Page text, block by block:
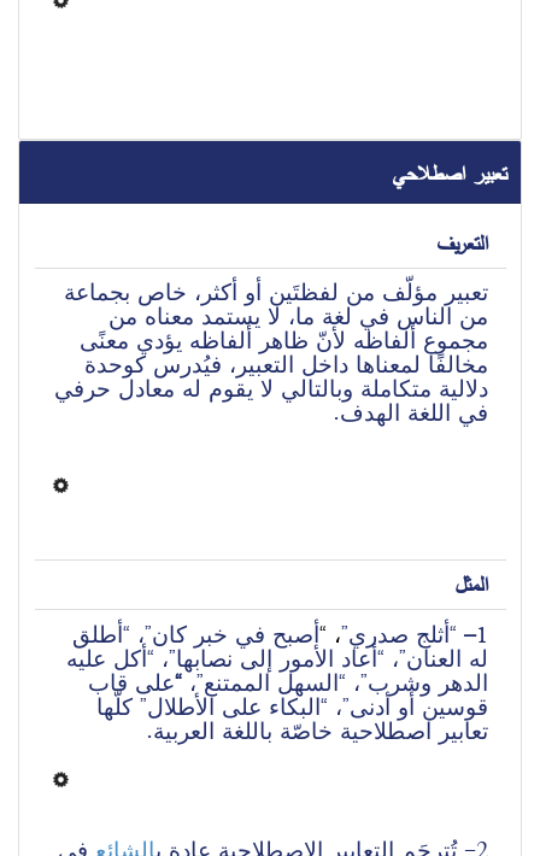
تعبير اصطلاحي
التعريف
في اللغة الهدف.
المثل
1
– “أثلج صدري”، “
الدهر وشرب”، “السهل الممتنع”، “ على قاب
تعابير اصطلاحية خاصّة باللغة العربية.